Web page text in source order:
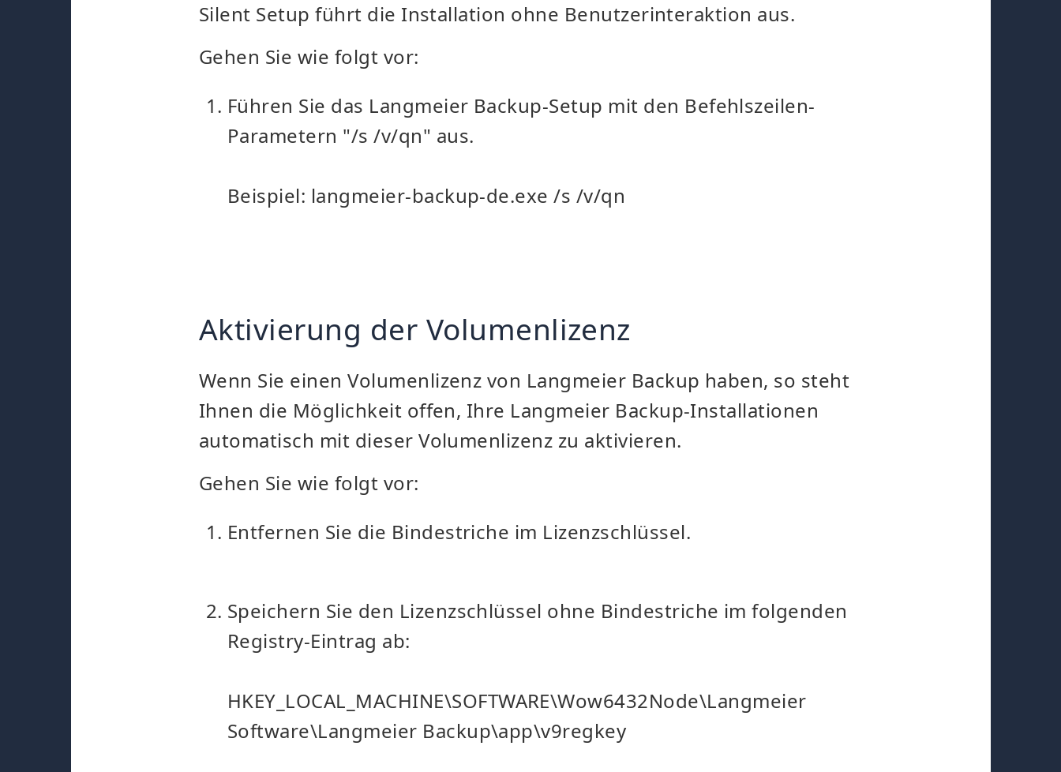
Silent Setup führt die Installation ohne Benutzerinteraktion aus.
Gehen Sie wie folgt vor:
Führen Sie das Langmeier Backup-Setup mit den Befehlszeilen-
Parametern "/s /v/qn" aus.
Beispiel: langmeier-backup-de.exe /s /v/qn
Aktivierung der Volumenlizenz
Wenn Sie einen Volumenlizenz von Langmeier Backup haben, so steht
Ihnen die Möglichkeit offen, Ihre Langmeier Backup-Installationen
automatisch mit dieser Volumenlizenz zu aktivieren.
Gehen Sie wie folgt vor:
Entfernen Sie die Bindestriche im Lizenzschlüssel.
Speichern Sie den Lizenzschlüssel ohne Bindestriche im folgenden
Registry-Eintrag ab:
HKEY_LOCAL_MACHINE\SOFTWARE\Wow6432Node\Langmeier
Software\Langmeier Backup\app\v9regkey